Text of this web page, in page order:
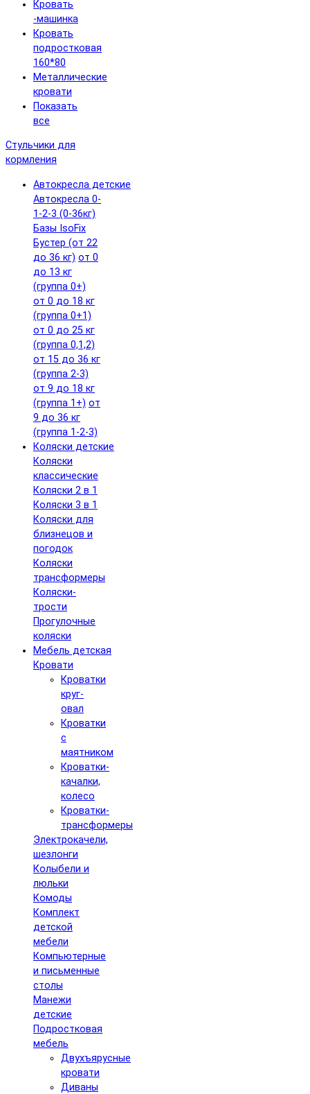
Кровать
-машинка
Кровать
подростковая
160*80
Металлические
кровати
Показать
все
Стульчики для
кормления
Автокресла детские
Автокресла 0-
1-2-3 (0-36кг)
Базы IsoFix
Бустер (от 22
до 36 кг) от 0
до 13 кг
(группа 0+)
от 0 до 18 кг
(группа 0+1)
от 0 до 25 кг
(группа 0,1,2)
от 15 до 36 кг
(группа 2-3)
от 9 до 18 кг
(группа 1+) от
9 до 36 кг
(группа 1-2-3)
Коляски детские
Коляски
классические
Коляски 2 в 1
Коляски 3 в 1
Коляски для
близнецов и
погодок
Коляски
трансформеры
Коляски-
трости
Прогулочные
коляски
Мебель детская
Кровати
Кроватки
круг-
овал
Кроватки
с
маятником
Кроватки-
качалки,
колесо
Кроватки-
трансформеры
Электрокачели,
шезлонги
Колыбели и
люльки
Комоды
Комплект
детской
мебели
Компьютерные
и письменные
столы
Манежи
детские
Подростковая
мебель
Двухъярусные
кровати
Диваны